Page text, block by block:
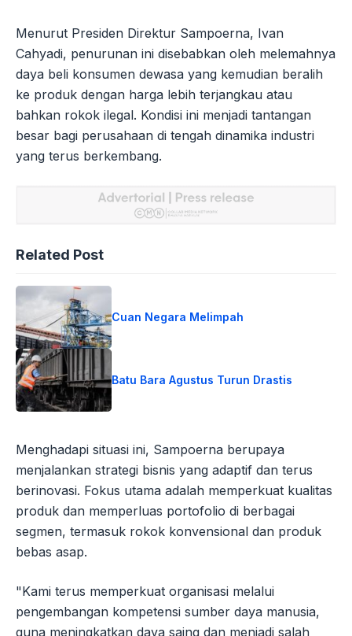
Menurut Presiden Direktur Sampoerna, Ivan
Cahyadi, penurunan ini disebabkan oleh melemahnya
daya beli konsumen dewasa yang kemudian beralih
ke produk dengan harga lebih terjangkau atau
bahkan rokok ilegal. Kondisi ini menjadi tantangan
besar bagi perusahaan di tengah dinamika industri
yang terus berkembang.
Related Post
Cuan Negara Melimpah
Batu Bara Agustus Turun Drastis
Menghadapi situasi ini, Sampoerna berupaya
menjalankan strategi bisnis yang adaptif dan terus
berinovasi. Fokus utama adalah memperkuat kualitas
produk dan memperluas portofolio di berbagai
segmen, termasuk rokok konvensional dan produk
bebas asap.
"Kami terus memperkuat organisasi melalui
pengembangan kompetensi sumber daya manusia,
guna meningkatkan daya saing dan menjadi salah